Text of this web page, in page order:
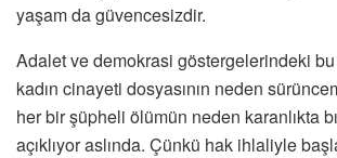
yaşam da güvencesizdir.
Adalet ve demokrasi göstergelerindeki
kadın cinayeti dosyasının neden
her bir şüpheli ölümün neden karanlıkta
açıklıyor aslında. Çünkü hak ihlaliyle